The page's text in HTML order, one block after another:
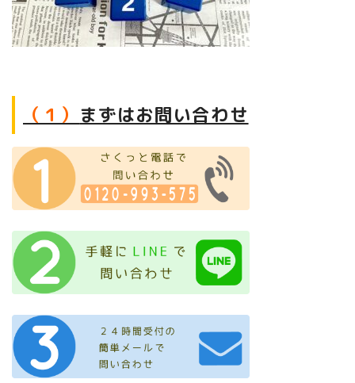
（１） まずはお問い合わせ